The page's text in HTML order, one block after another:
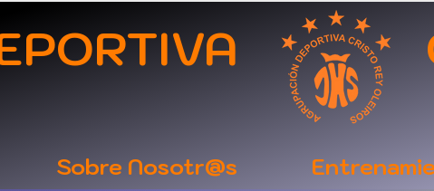
Sobre Nosotr@s